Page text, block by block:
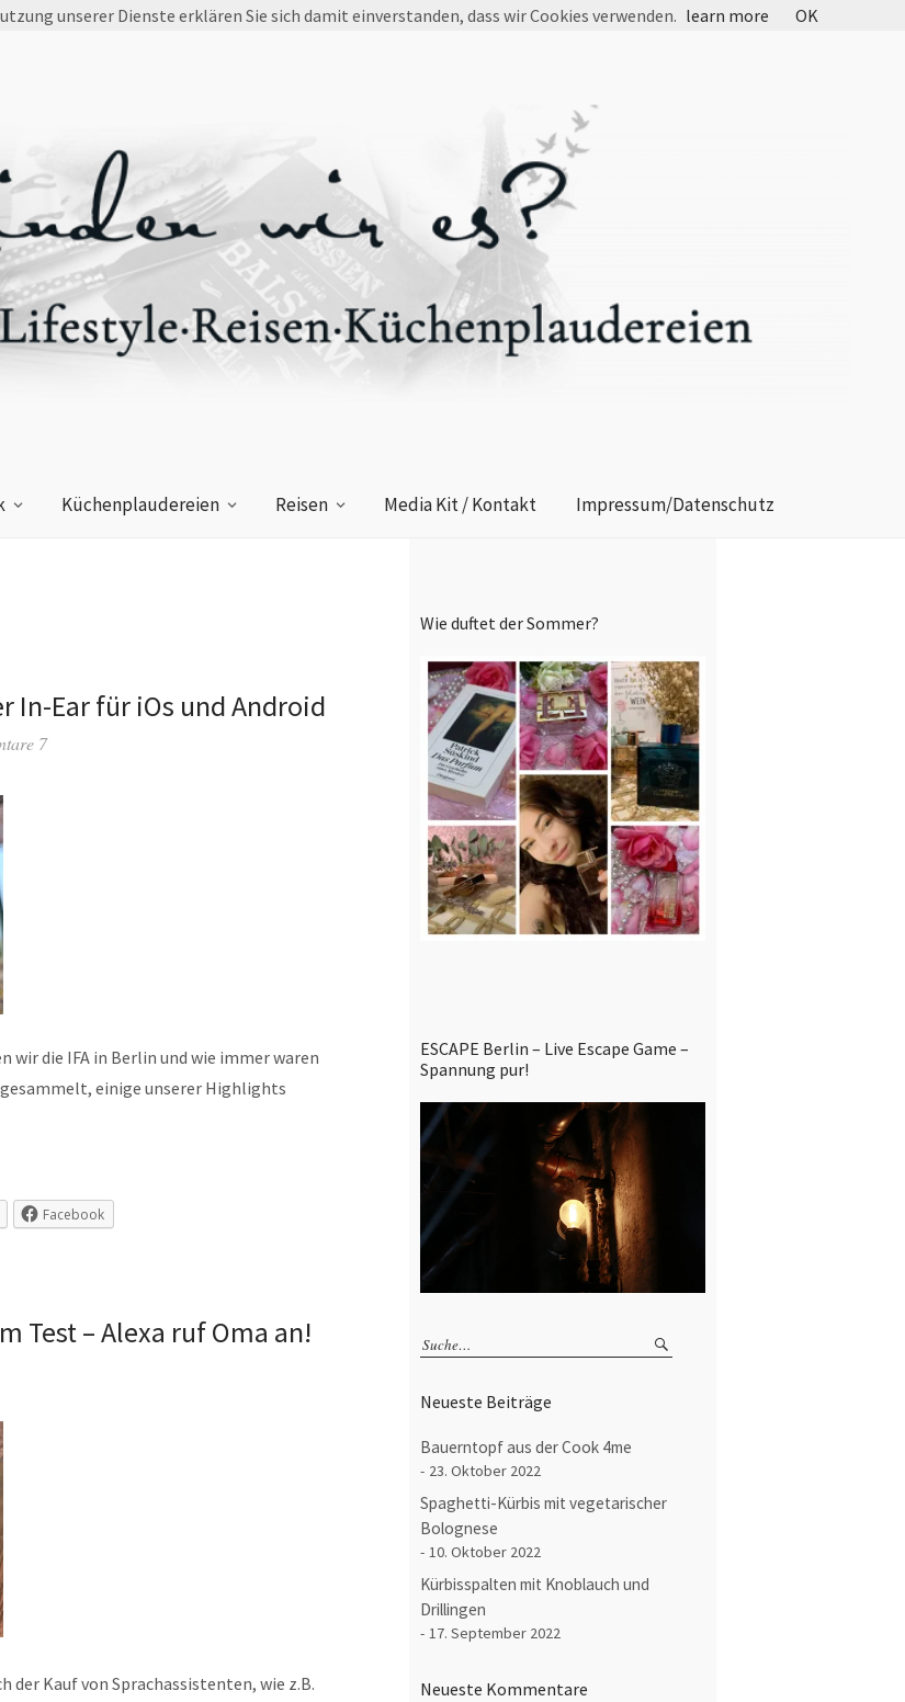
Küchenplaudereien Reisen Media Kit / Kontakt Impressum/Datenschutz
In-Ear für iOs und Android
7
die IFA in Berlin und wie immer waren
einige unserer Highlights
Facebook
Test – Alexa ruf Oma an!
Kauf von Sprachassistenten, wie z.B.
Wie duftet der Sommer?
ESCAPE Berlin – Live Escape Game –
Spannung pur!
Neueste Beiträge
Bauerntopf aus der Cook 4me
23. Oktober 2022
Spaghetti-Kürbis mit vegetarischer
Bolognese
10. Oktober 2022
Kürbisspalten mit Knoblauch und
Drillingen
17. September 2022
Neueste Kommentare
unserer Dienste erklären Sie sich damit einverstanden, dass wir Cookies verwenden. learn more OK